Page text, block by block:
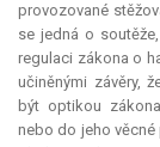
provozované
se jedná o
regulaci zákona o
učiněnými závěry,
být optikou
nebo do jeho